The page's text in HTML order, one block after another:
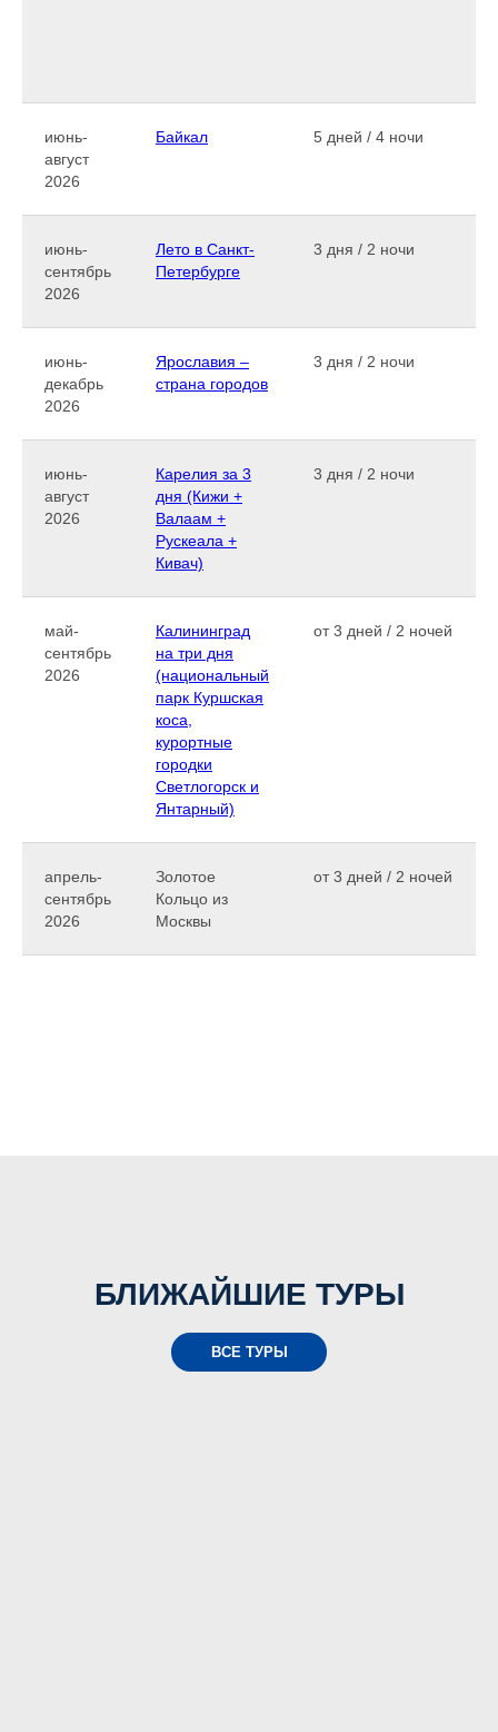
июнь-
август
2026
Байкал 5 дней / 4 ночи
июнь-
сентябрь
2026
Лето в Санкт-
Петербурге
3 дня / 2 ночи
июнь-
декабрь
2026
Ярославия –
страна городов
3 дня / 2 ночи
июнь-
август
2026
Карелия за 3
дня (Кижи +
Валаам +
Рускеала +
Кивач)
3 дня / 2 ночи
май-
сентябрь
2026
Калининград
на три дня
(национальный
парк Куршская
коса,
курортные
городки
Светлогорск и
Янтарный)
от 3 дней / 2 ночей
апрель-
сентябрь
2026
Золотое
Кольцо из
Москвы
от 3 дней / 2 ночей
БЛИЖАЙШИЕ ТУРЫ
ВСЕ ТУРЫ